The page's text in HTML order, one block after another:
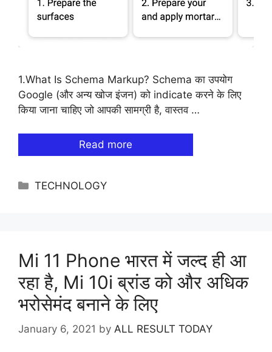
1.What Is Schema Markup? Schema का उपयोग
Google (और अन्य खोज इंजन) को indicate करने के लिए
किया जाना चाहिए जो आपकी सामग्री है, वास्तव …
Read more
Categories
TECHNOLOGY
Mi 11 Phone भारत में जल्द ही आ
रहा है, Mi 10i ब्रांड को और अधिक
भरोसेमंद बनाने के लिए
January 6, 2021 by ALL RESULT TODAY